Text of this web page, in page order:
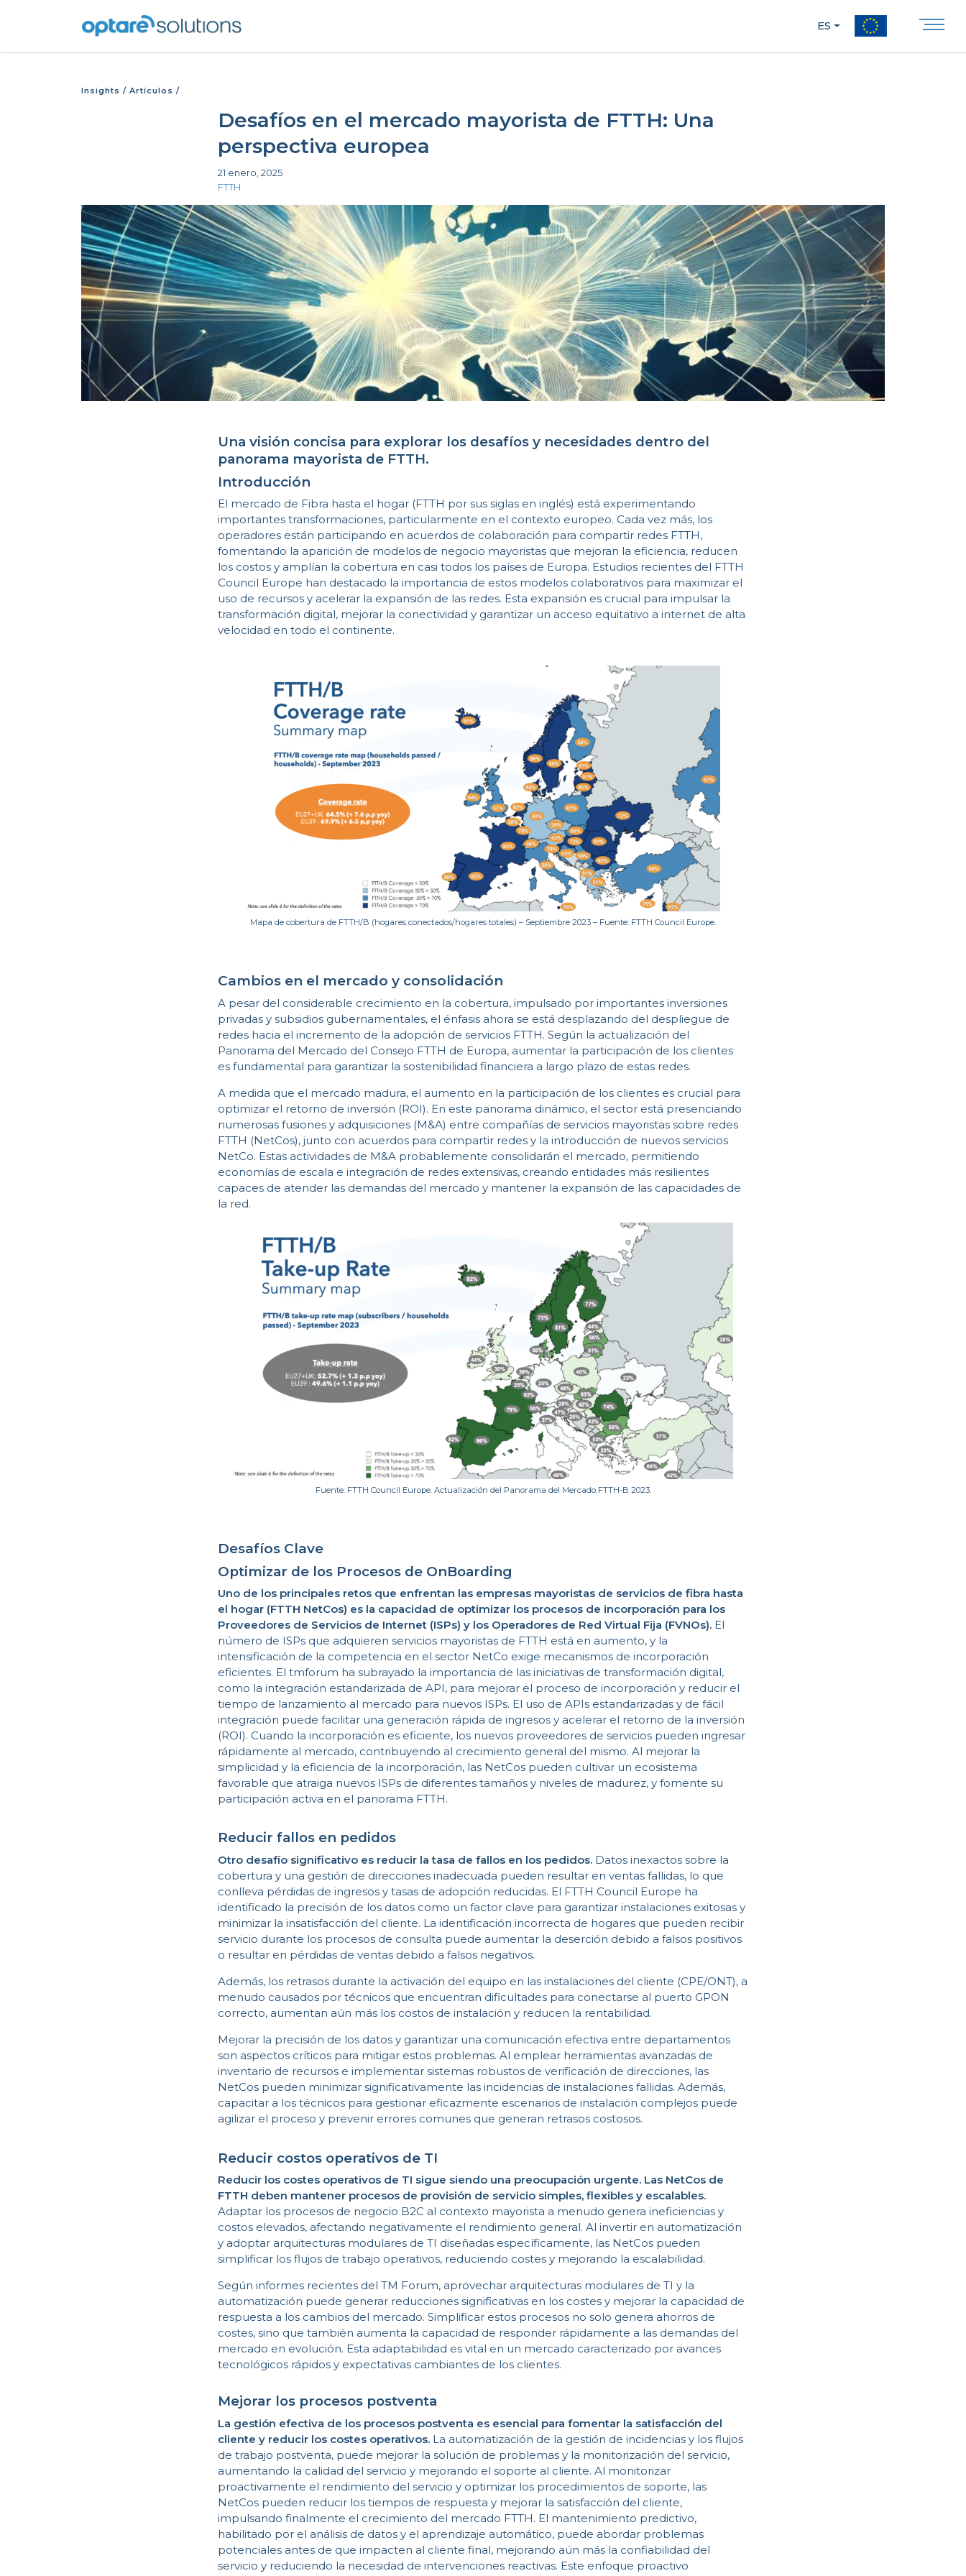
ES
Insights /Artículos /
Desafíos en el mercado mayorista de FTTH: Una
perspectiva europea
21 enero, 2025
FTTH
Una visión concisa para explorar los desafíos y necesidades dentro del
panorama mayorista de FTTH.
Introducción
El mercado de Fibra hasta el hogar (FTTH por sus siglas en inglés) está experimentando
importantes transformaciones, particularmente en el contexto europeo. Cada vez más, los
operadores están participando en acuerdos de colaboración para compartir redes FTTH,
fomentando la aparición de modelos de negocio mayoristas que mejoran la eficiencia, reducen
los costos y amplían la cobertura en casi todos los países de Europa. Estudios recientes del FTTH
Council Europe han destacado la importancia de estos modelos colaborativos para maximizar el
uso de recursos y acelerar la expansión de las redes. Esta expansión es crucial para impulsar la
transformación digital, mejorar la conectividad y garantizar un acceso equitativo a internet de alta
velocidad en todo el continente.
Mapa de cobertura de FTTH/B (hogares conectados/hogares totales) – Septiembre 2023 – Fuente: FTTH Council Europe.
Cambios en el mercado y consolidación
A pesar del considerable crecimiento en la cobertura, impulsado por importantes inversiones
privadas y subsidios gubernamentales, el énfasis ahora se está desplazando del despliegue de
redes hacia el incremento de la adopción de servicios FTTH. Según la actualización del
Panorama del Mercado del Consejo FTTH de Europa, aumentar la participación de los clientes
es fundamental para garantizar la sostenibilidad financiera a largo plazo de estas redes.
A medida que el mercado madura, el aumento en la participación de los clientes es crucial para
optimizar el retorno de inversión (ROI). En este panorama dinámico, el sector está presenciando
numerosas fusiones y adquisiciones (M&A) entre compañías de servicios mayoristas sobre redes
FTTH (NetCos), junto con acuerdos para compartir redes y la introducción de nuevos servicios
NetCo. Estas actividades de M&A probablemente consolidarán el mercado, permitiendo
economías de escala e integración de redes extensivas, creando entidades más resilientes
capaces de atender las demandas del mercado y mantener la expansión de las capacidades de
la red.
Fuente: FTTH Council Europe. Actualización del Panorama del Mercado FTTH-B 2023.
Desafíos Clave
Optimizar de los Procesos de OnBoarding
Uno de los principales retos que enfrentan las empresas mayoristas de servicios de fibra hasta
el hogar (FTTH NetCos) es la capacidad de optimizar los procesos de incorporación para los
Proveedores de Servicios de Internet (ISPs) y los Operadores de Red Virtual Fija (FVNOs). El
número de ISPs que adquieren servicios mayoristas de FTTH está en aumento, y la
intensificación de la competencia en el sector NetCo exige mecanismos de incorporación
eficientes. El tmforum ha subrayado la importancia de las iniciativas de transformación digital,
como la integración estandarizada de API, para mejorar el proceso de incorporación y reducir el
tiempo de lanzamiento al mercado para nuevos ISPs. El uso de APIs estandarizadas y de fácil
integración puede facilitar una generación rápida de ingresos y acelerar el retorno de la inversión
(ROI). Cuando la incorporación es eficiente, los nuevos proveedores de servicios pueden ingresar
rápidamente al mercado, contribuyendo al crecimiento general del mismo. Al mejorar la
simplicidad y la eficiencia de la incorporación, las NetCos pueden cultivar un ecosistema
favorable que atraiga nuevos ISPs de diferentes tamaños y niveles de madurez, y fomente su
participación activa en el panorama FTTH.
Reducir fallos en pedidos
Otro desafío significativo es reducir la tasa de fallos en los pedidos. Datos inexactos sobre la
cobertura y una gestión de direcciones inadecuada pueden resultar en ventas fallidas, lo que
conlleva pérdidas de ingresos y tasas de adopción reducidas. El FTTH Council Europe ha
identificado la precisión de los datos como un factor clave para garantizar instalaciones exitosas y
minimizar la insatisfacción del cliente. La identificación incorrecta de hogares que pueden recibir
servicio durante los procesos de consulta puede aumentar la deserción debido a falsos positivos
o resultar en pérdidas de ventas debido a falsos negativos.
Además, los retrasos durante la activación del equipo en las instalaciones del cliente (CPE/ONT), a
menudo causados por técnicos que encuentran dificultades para conectarse al puerto GPON
correcto, aumentan aún más los costos de instalación y reducen la rentabilidad.
Mejorar la precisión de los datos y garantizar una comunicación efectiva entre departamentos
son aspectos críticos para mitigar estos problemas. Al emplear herramientas avanzadas de
inventario de recursos e implementar sistemas robustos de verificación de direcciones, las
NetCos pueden minimizar significativamente las incidencias de instalaciones fallidas. Además,
capacitar a los técnicos para gestionar eficazmente escenarios de instalación complejos puede
agilizar el proceso y prevenir errores comunes que generan retrasos costosos.
Reducir costos operativos de TI
Reducir los costes operativos de TI sigue siendo una preocupación urgente. Las NetCos de
FTTH deben mantener procesos de provisión de servicio simples, flexibles y escalables.
Adaptar los procesos de negocio B2C al contexto mayorista a menudo genera ineficiencias y
costos elevados, afectando negativamente el rendimiento general. Al invertir en automatización
y adoptar arquitecturas modulares de TI diseñadas específicamente, las NetCos pueden
simplificar los flujos de trabajo operativos, reduciendo costes y mejorando la escalabilidad.
Según informes recientes del TM Forum, aprovechar arquitecturas modulares de TI y la
automatización puede generar reducciones significativas en los costes y mejorar la capacidad de
respuesta a los cambios del mercado. Simplificar estos procesos no solo genera ahorros de
costes, sino que también aumenta la capacidad de responder rápidamente a las demandas del
mercado en evolución. Esta adaptabilidad es vital en un mercado caracterizado por avances
tecnológicos rápidos y expectativas cambiantes de los clientes.
Mejorar los procesos postventa
La gestión efectiva de los procesos postventa es esencial para fomentar la satisfacción del
cliente y reducir los costes operativos. La automatización de la gestión de incidencias y los flujos
de trabajo postventa, puede mejorar la solución de problemas y la monitorización del servicio,
aumentando la calidad del servicio y mejorando el soporte al cliente. Al monitorizar
proactivamente el rendimiento del servicio y optimizar los procedimientos de soporte, las
NetCos pueden reducir los tiempos de respuesta y mejorar la satisfacción del cliente,
impulsando finalmente el crecimiento del mercado FTTH. El mantenimiento predictivo,
habilitado por el análisis de datos y el aprendizaje automático, puede abordar problemas
potenciales antes de que impacten al cliente final, mejorando aún más la confiabilidad del
servicio y reduciendo la necesidad de intervenciones reactivas. Este enfoque proactivo